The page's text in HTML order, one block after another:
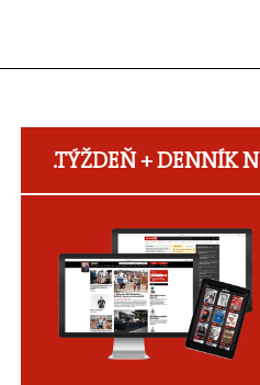
.TÝŽDEŇ +DENNÍK N